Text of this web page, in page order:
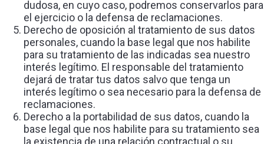
dudosa, en cuyo caso, podremos conservarlos para
el ejercicio o la defensa de reclamaciones.
Derecho de oposición al tratamiento de sus datos
personales, cuando la base legal que nos habilite
para su tratamiento de las indicadas sea nuestro
interés legítimo. El responsable del tratamiento
dejará de tratar tus datos salvo que tenga un
interés legítimo o sea necesario para la defensa de
reclamaciones.
Derecho a la portabilidad de sus datos, cuando la
base legal que nos habilite para su tratamiento sea
la existencia de una relación contractual o su